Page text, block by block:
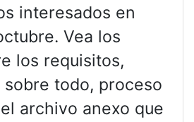
interesados en
Vea los
los requisitos,
todo, proceso
archivo anexo que